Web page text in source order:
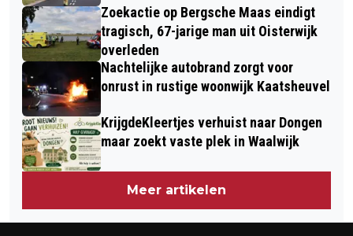
Zoekactie op Bergsche Maas eindigt
tragisch, 67-jarige man uit Oisterwijk
overleden
Nachtelijke autobrand zorgt voor
onrust in rustige woonwijk Kaatsheuvel
KrijgdeKleertjes verhuist naar Dongen
maar zoekt vaste plek in Waalwijk
Meer artikelen